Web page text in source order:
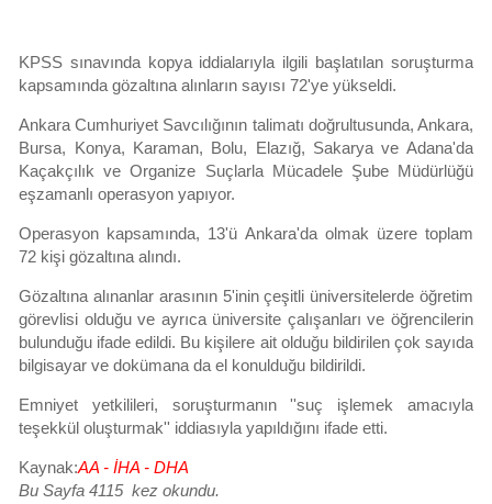
KPSS sınavında kopya iddialarıyla ilgili başlatılan soruşturma
kapsamında gözaltına alınların sayısı 72'ye yükseldi.
Ankara Cumhuriyet Savcılığının talimatı doğrultusunda, Ankara,
Bursa, Konya, Karaman, Bolu, Elazığ, Sakarya ve Adana'da
Kaçakçılık ve Organize Suçlarla Mücadele Şube Müdürlüğü
eşzamanlı operasyon yapıyor.
Operasyon kapsamında, 13'ü Ankara'da olmak üzere toplam
72 kişi gözaltına alındı.
Gözaltına alınanlar arasının 5'inin çeşitli üniversitelerde öğretim
görevlisi olduğu ve ayrıca üniversite çalışanları ve öğrencilerin
bulunduğu ifade edildi. Bu kişilere ait olduğu bildirilen çok sayıda
bilgisayar ve dokümana da el konulduğu bildirildi.
Emniyet yetkilileri, soruşturmanın ''suç işlemek amacıyla
teşekkül oluşturmak'' iddiasıyla yapıldığını ifade etti.
Kaynak:AA - İHA - DHA
Bu Sayfa 4115 kez okundu.